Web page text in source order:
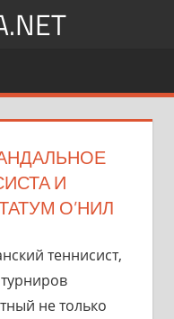
И
О’НИЛ
теннисист,
не только